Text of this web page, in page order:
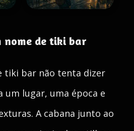
nome de tiki bar
tiki bar não tenta dizer
um lugar, uma época e
A cabana junto ao